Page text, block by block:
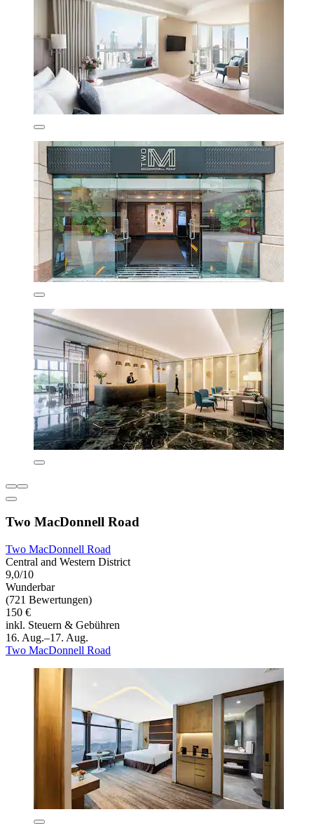
Two MacDonnell Road
Two MacDonnell Road
Central and Western District
9,0/10
Wunderbar
(721 Bewertungen)
150 €
inkl. Steuern & Gebühren
16. Aug.–17. Aug.
Two MacDonnell Road